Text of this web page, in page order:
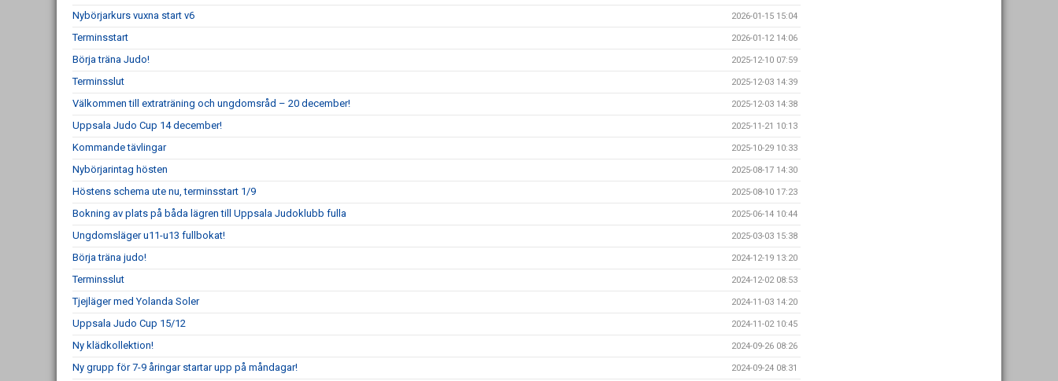
Nybörjarkurs vuxna start v6 2026-01-15 15:04
Terminsstart 2026-01-12 14:06
Börja träna Judo! 2025-12-10 07:59
Terminsslut 2025-12-03 14:39
Välkommen till extraträning och ungdomsråd – 20 december! 2025-12-03 14:38
Uppsala Judo Cup 14 december! 2025-11-21 10:13
Kommande tävlingar 2025-10-29 10:33
Nybörjarintag hösten 2025-08-17 14:30
Höstens schema ute nu, terminsstart 1/9 2025-08-10 17:23
Bokning av plats på båda lägren till Uppsala Judoklubb fulla 2025-06-14 10:44
Ungdomsläger u11-u13 fullbokat! 2025-03-03 15:38
Börja träna judo! 2024-12-19 13:20
Terminsslut 2024-12-02 08:53
Tjejläger med Yolanda Soler 2024-11-03 14:20
Uppsala Judo Cup 15/12 2024-11-02 10:45
Ny klädkollektion! 2024-09-26 08:26
Ny grupp för 7-9 åringar startar upp på måndagar! 2024-09-24 08:31